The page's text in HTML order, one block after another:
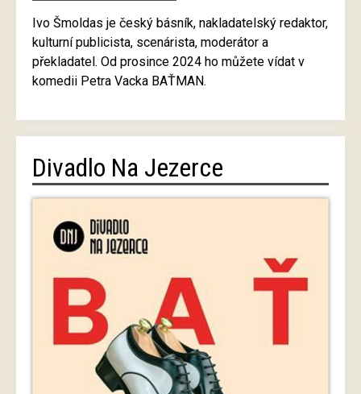
Ivo Šmoldas je český básník, nakladatelský redaktor,
kulturní publicista, scenárista, moderátor a
překladatel. Od prosince 2024 ho můžete vídat v
komedii Petra Vacka BAŤMAN.
Divadlo Na Jezerce